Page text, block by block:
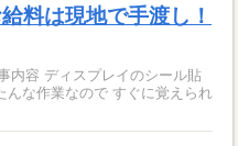
料は現地で手渡し！
内容 ディスプレイのシール貼
んな作業なので すぐに覚えられ